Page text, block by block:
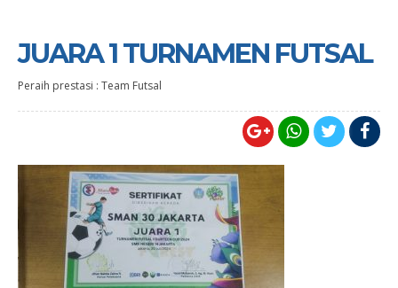
JUARA 1 TURNAMEN FUTSAL
Peraih prestasi : Team Futsal